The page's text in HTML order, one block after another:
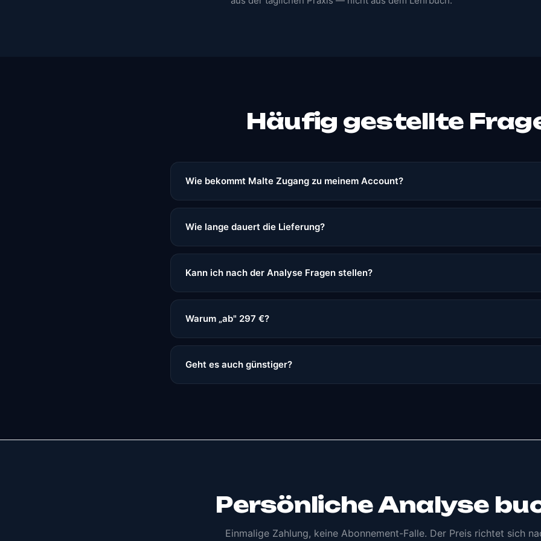
Häufig gestellte
Wie bekommt Malte Zugang zu meinem Account?
Wie lange dauert die Lieferung?
Kann ich nach der Analyse Fragen stellen?
Warum „ab" 297 €?
Geht es auch günstiger?
Persönliche Analyse
Einmalige Zahlung, keine Abonnement-Falle. Der Preis richtet sich